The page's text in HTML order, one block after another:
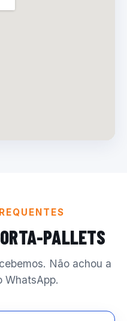
PALLETS
Não achou a
WhatsApp.